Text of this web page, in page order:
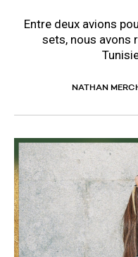
Entre deux avions
sets, nous avons
NATHAN